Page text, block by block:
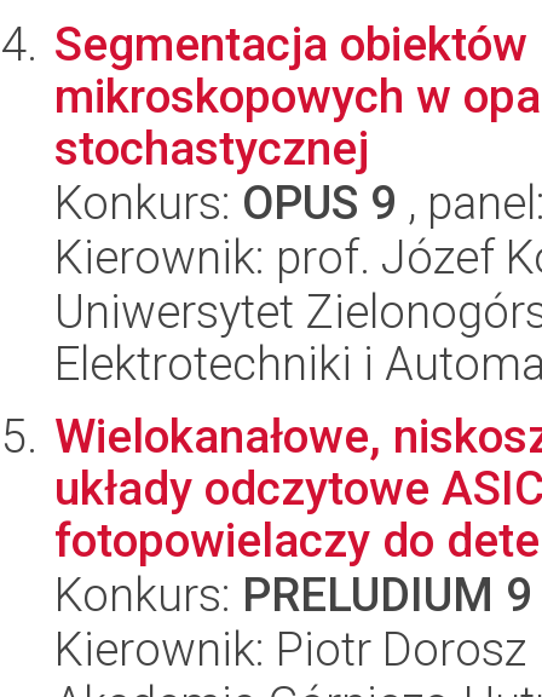
Segmentacja
mikroskopowych w
stochastycznej
Konkurs: OPUS 9 ,
Kierownik: prof. Józef
Uniwersytet
Elektrotechniki i
Wielokanałowe,
układy odczytowe
fotopowielaczy do
Konkurs: PRELUDIUM 9
Kierownik: Piotr Dorosz